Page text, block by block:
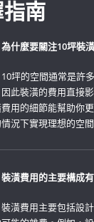
南
什麼要關注10坪裝
坪的空間通常是許
此裝潢的費用直接
用的細節能幫助你
況下實現理想的空間
潢費用的主要構成
潢費用主要包括設